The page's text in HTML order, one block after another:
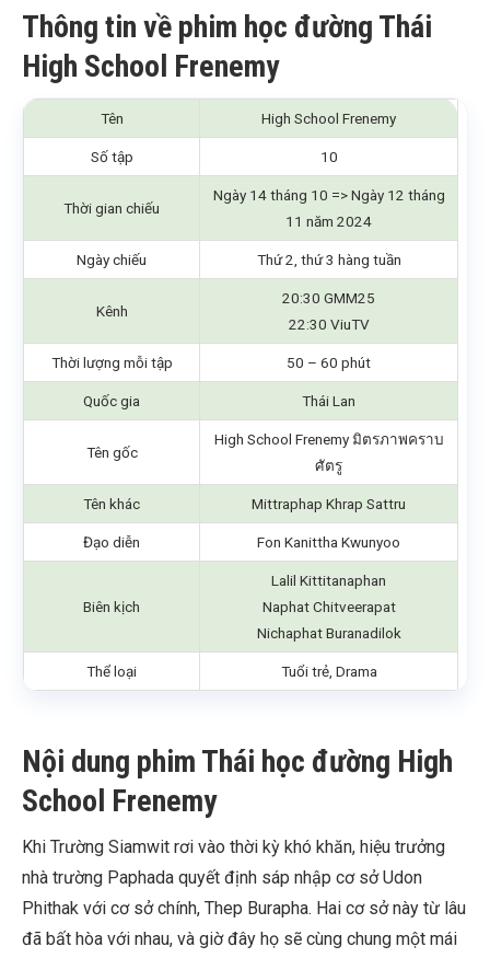
Thông tin về phim học đường Thái
High School Frenemy
Tên High School Frenemy
Số tập 10
Thời gian chiếu
Ngày 14 tháng 10 => Ngày 12 tháng
11 năm 2024
Ngày chiếu Thứ 2, thứ 3 hàng tuần
Kênh
20:30 GMM25
22:30 ViuTV
Thời lượng mỗi tập 50 – 60 phút
Quốc gia Thái Lan
Tên gốc
High School Frenemy มิตรภาพคราบ
ศัตรู
Tên khác Mittraphap Khrap Sattru
Đạo diễn Fon Kanittha Kwunyoo
Biên kịch
Lalil Kittitanaphan
Naphat Chitveerapat
Nichaphat Buranadilok
Thể loại Tuổi trẻ, Drama
Nội dung phim Thái học đường High
School Frenemy
Khi Trường Siamwit rơi vào thời kỳ khó khăn, hiệu trưởng
nhà trường Paphada quyết định sáp nhập cơ sở Udon
Phithak với cơ sở chính, Thep Burapha. Hai cơ sở này từ lâu
đã bất hòa với nhau, và giờ đây họ sẽ cùng chung một mái